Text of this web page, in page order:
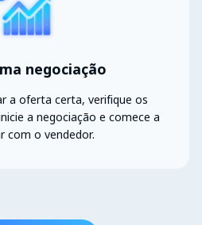
negociação
a oferta certa, verifique os
a negociação e comece a
com o vendedor.